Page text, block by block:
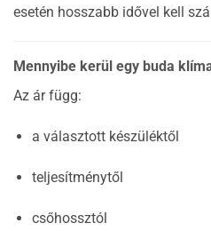
esetén hosszabb idővel kell
Mennyibe kerül egy buda
Az ár függ:
a választott készüléktől
teljesítménytől
csőhossztól